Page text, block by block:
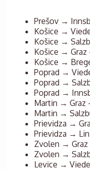
Prešov →
Košice →
Košice →
Košice → Graz
Košice →
Poprad →
Poprad →
Poprad →
Martin → Graz
Martin →
Prievidza →
Prievidza →
Zvolen →
Zvolen →
Levice →